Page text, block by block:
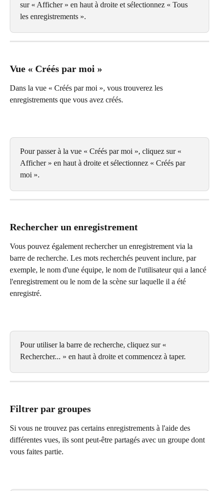
sur « Afficher » en haut à droite et sélectionnez « Tous
les enregistrements ».
Vue « Créés par moi »
Dans la vue « Créés par moi », vous trouverez les
enregistrements que vous avez créés.
Pour passer à la vue « Créés par moi », cliquez sur «
Afficher » en haut à droite et sélectionnez « Créés par
moi ».
Rechercher un enregistrement
Vous pouvez également rechercher un enregistrement via la
barre de recherche. Les mots recherchés peuvent inclure, par
exemple, le nom d'une équipe, le nom de l'utilisateur qui a lancé
l'enregistrement ou le nom de la scène sur laquelle il a été
enregistré.
Pour utiliser la barre de recherche, cliquez sur «
Rechercher... » en haut à droite et commencez à taper.
Filtrer par groupes
Si vous ne trouvez pas certains enregistrements à l'aide des
différentes vues, ils sont peut-être partagés avec un groupe dont
vous faites partie.